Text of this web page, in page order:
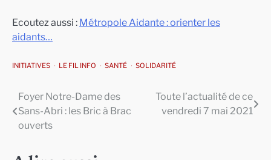
Ecoutez aussi : Métropole Aidante : orienter les
aidants…
INITIATIVES LE FIL INFO SANTÉ SOLIDARITÉ
Navigation
de
Foyer Notre-Dame des
Sans-Abri : les Bric à Brac
ouverts
Toute l’actualité de ce
vendredi 7 mai 2021